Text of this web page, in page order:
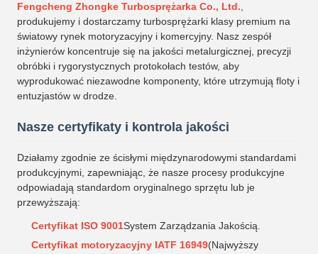
Fengcheng Zhongke Turbosprężarka Co., Ltd.,
produkujemy i dostarczamy turbosprężarki klasy premium na
światowy rynek motoryzacyjny i komercyjny. Nasz zespół
inżynierów koncentruje się na jakości metalurgicznej, precyzji
obróbki i rygorystycznych protokołach testów, aby
wyprodukować niezawodne komponenty, które utrzymują floty i
entuzjastów w drodze.
Nasze certyfikaty i kontrola jakości
Działamy zgodnie ze ścisłymi międzynarodowymi standardami
produkcyjnymi, zapewniając, że nasze procesy produkcyjne
odpowiadają standardom oryginalnego sprzętu lub je
przewyższają:
Certyfikat ISO 9001System Zarządzania Jakością.
Certyfikat motoryzacyjny IATF 16949(Najwyższy